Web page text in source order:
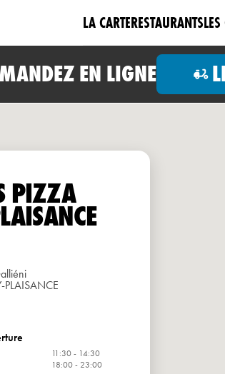
LA CARTERESTAURANTS
EN LIGNE
PIZZA
PLAISANCE
11:30 - 14:30
18:00 - 23:00